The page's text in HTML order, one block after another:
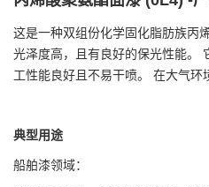
这是一种双组份化学固化脂肪族丙
光泽度高，且有良好的保光性能。
工性能良好且不易干喷。 在大气环
典型用途
船舶漆领域：